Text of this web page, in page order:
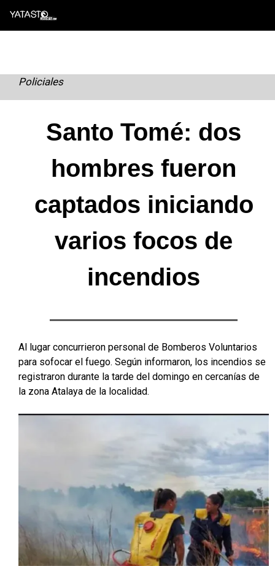
Skip
Policiales
Santo Tomé: dos
hombres fueron
captados iniciando
varios focos de
incendios
Al lugar concurrieron personal de Bomberos Voluntarios
para sofocar el fuego. Según informaron, los incendios se
registraron durante la tarde del domingo en cercanías de
la zona Atalaya de la localidad.